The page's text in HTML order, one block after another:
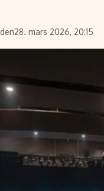
Forbrukerrettigheter
Aksjer
den28. mars 2026, 20:15